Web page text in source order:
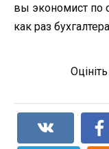
вы экономист по
как раз